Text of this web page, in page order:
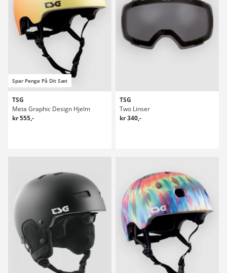
Spar Penge På Dit Sæt
TSG
Meta Graphic Design Hjelm
kr 555,-
TSG
Two Linser
kr 340,-